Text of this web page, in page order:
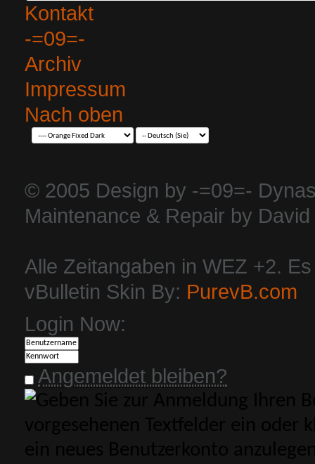
Kontakt
-=09=-
Archiv
Impressum
Nach oben
© 2005 Design by -=09=-
Maintenance & Repair by
Alle Zeitangaben in WEZ +2.
vBulletin Skin By: PurevB.com
Login Now:
Angemeldet bleiben?